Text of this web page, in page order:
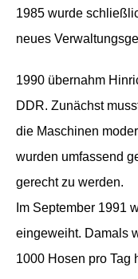
1985 wurde
neues
1990 übernahm
DDR. Zunächst
die Maschinen
wurden umfassend
gerecht zu werden.
Im September 1991
eingeweiht. Damals
1000 Hosen pro Tag